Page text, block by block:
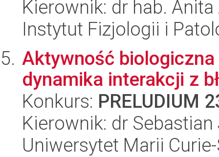
Kierownik: dr hab.
Instytut Fizjologii i
Aktywność
dynamika interakcji z
Konkurs: PRELUDIUM
Kierownik: dr
Uniwersytet Marii